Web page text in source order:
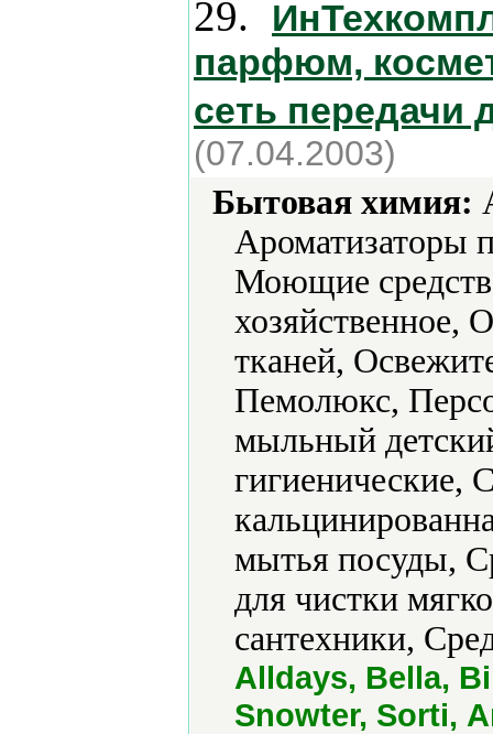
29.
парфюм,
сеть передачи
(07.04.2003)
Бытовая химия:
Ароматизаторы
Моющие
хозяйственное,
тканей,
Пемолюкс,
мыльный
гигиенические,
мытья посуды,
для чистки
сантехники,
Alldays, Bella,
Snowter, Sorti,